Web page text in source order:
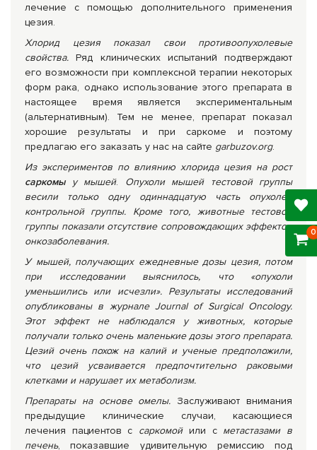
лечение с помощью дополнительного применения
цезия.
Хлорид цезия показал свои противоопухолевые
свойства.Ряд клинических испытаний подтверждают
его возможности при комплексной терапии некоторых
форм рака, однако использование этого препарата в
настоящее время является экспериментальным
(альтернативным). Тем не менее, препарат показал
хорошие результаты и при саркоме и поэтому
предлагаю его заказать у нас на сайте garbuzov.org.
Из экспериментов по влиянию хлорида цезия на рост
саркомыу мышей. Опухоли мышей тестовой группы
весили только одну одиннадцатую часть опухолей
контрольной группы. Кроме того, животные тестовой
группы показали отсутствие сопровождающих эффектов
онкозаболевания.
У мышей, получающих ежедневные дозы цезия, потом
при исследовании выяснилось, что «опухоли
уменьшились или исчезли». Результаты исследований
опубликованы в журнале Journal of Surgical Oncology.
Этот эффект не наблюдался у животных, которые
получали только очень маленькие дозы этого препарата.
Цезий очень похож на калий и ученые предположили,
что цезий усваивается предпочтительно раковыми
клетками и нарушает их метаболизм.
Препараты на основе омелы. Заслуживают внимания
предыдущие клинические случаи, касающиеся
лечения пациентов с саркомойили с метастазами в
печень, показавшие удивительную ремиссию под
0